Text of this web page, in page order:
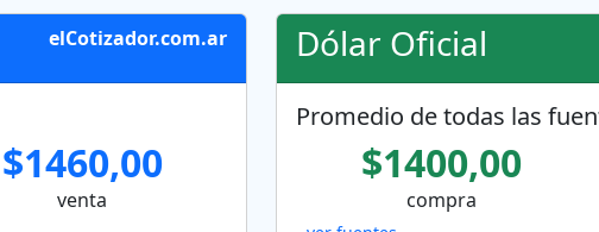
elCotizador.com.ar
$1460,00
venta
Dólar Oficial
Promedio de todas las
$1400,00
compra